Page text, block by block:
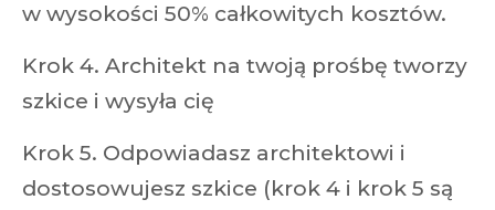
w wysokości 50% całkowitych kosztów.
Krok 4. Architekt na twoją prośbę tworzy
szkice i wysyła cię
Krok 5. Odpowiadasz architektowi i
dostosowujesz szkice (krok 4 i krok 5 są